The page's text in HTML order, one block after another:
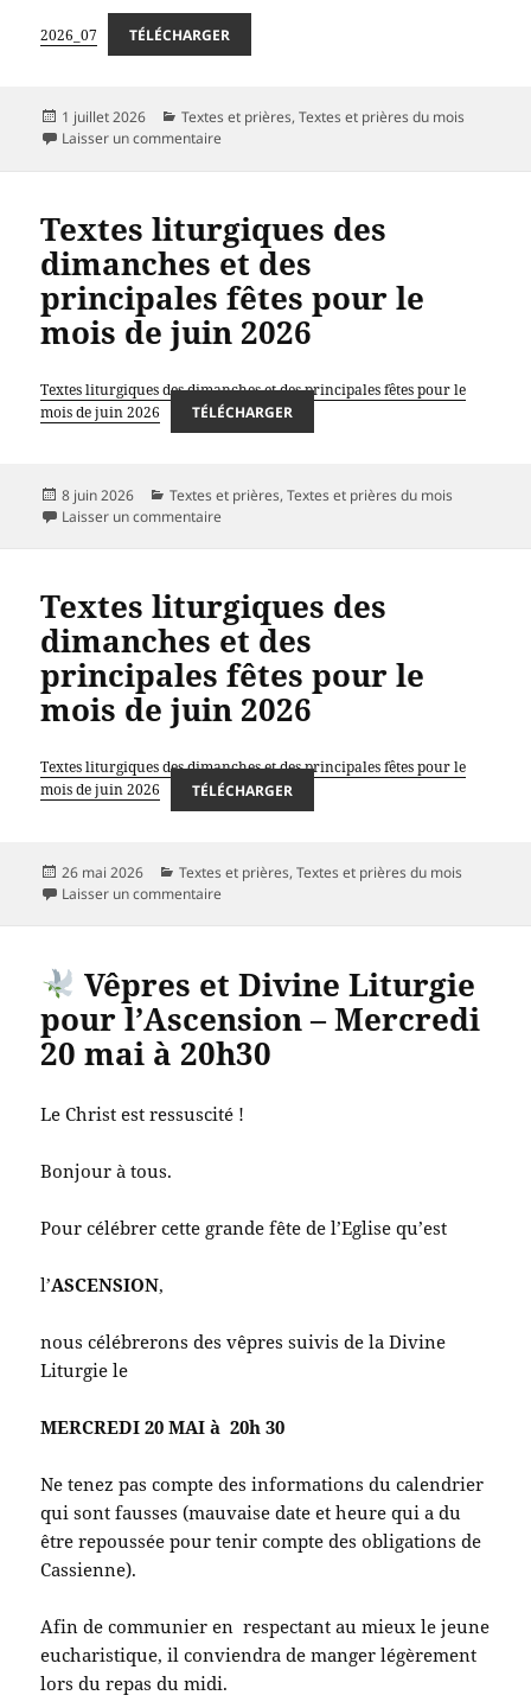
2026_07 TÉLÉCHARGER
Publié
le
1 juillet 2026 Catégories
Textes et prières,Textes et prières du mois
Laisser un commentairesur Textes liturgiques des dimanches et des
Textes liturgiques des
dimanches et des
principales fêtes pour le
mois de juin 2026
Textes liturgiques des dimanches et des principales fêtes pour le
mois de juin 2026
TÉLÉCHARGER
Publié
le
8 juin 2026 Catégories
Textes et prières,Textes et prières du mois
Laisser un commentairesur Textes liturgiques des dimanches et des
Textes liturgiques des
dimanches et des
principales fêtes pour le
mois de juin 2026
Textes liturgiques des dimanches et des principales fêtes pour le
mois de juin 2026
TÉLÉCHARGER
Publié
le
26 mai 2026 Catégories
Textes et prières,Textes et prières du mois
Laisser un commentairesur Textes liturgiques des dimanches et des
Vêpres et Divine Liturgie
pour l’Ascension – Mercredi
20 mai à 20h30
Le Christ est ressuscité !
Bonjour à tous.
Pour célébrer cette grande fête de l’Eglise qu’est
l’ASCENSION,
nous célébrerons des vêpres suivis de la Divine
Liturgie le
MERCREDI 20 MAI à 20h 30
Ne tenez pas compte des informations du calendrier
qui sont fausses (mauvaise date et heure qui a du
être repoussée pour tenir compte des obligations de
Cassienne).
Afin de communier en respectant au mieux le jeune
eucharistique, il conviendra de manger légèrement
lors du repas du midi.